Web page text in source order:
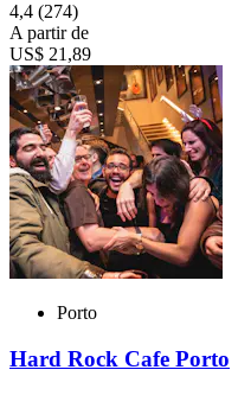
4,4 (274)
A partir de
US$ 21,89
Porto
Hard Rock Cafe Porto